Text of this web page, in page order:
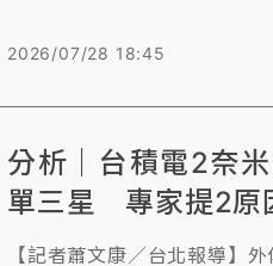
於日本熊本的JASM廠區達疏
中。
2026/07/28 18:45
分析｜台積電2奈
單三星 專家提2原
【記者蕭文康／台北報導】